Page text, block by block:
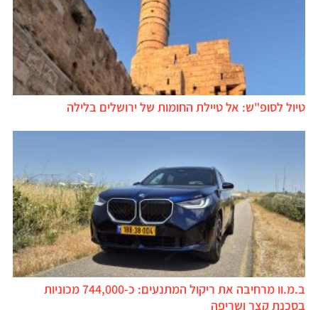
טיול לסופ"ש: אל טיילת החומות של ירושלים בלילה
ב.מ.וו מרחיבה את ריקול המתנעים: כ-744,000 מכוניות
בסכנת קצר ושריפה